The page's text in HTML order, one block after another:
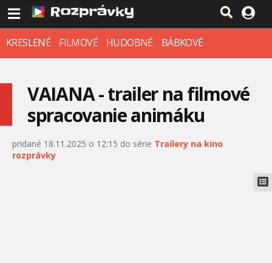
KRESLENÉ FILMOVÉ HUDOBNÉ BÁBKOVÉ
VAIANA - trailer na filmové
spracovanie animáku
pridané 18.11.2025 o 12:15 do série Trailery na kino
rozprávky